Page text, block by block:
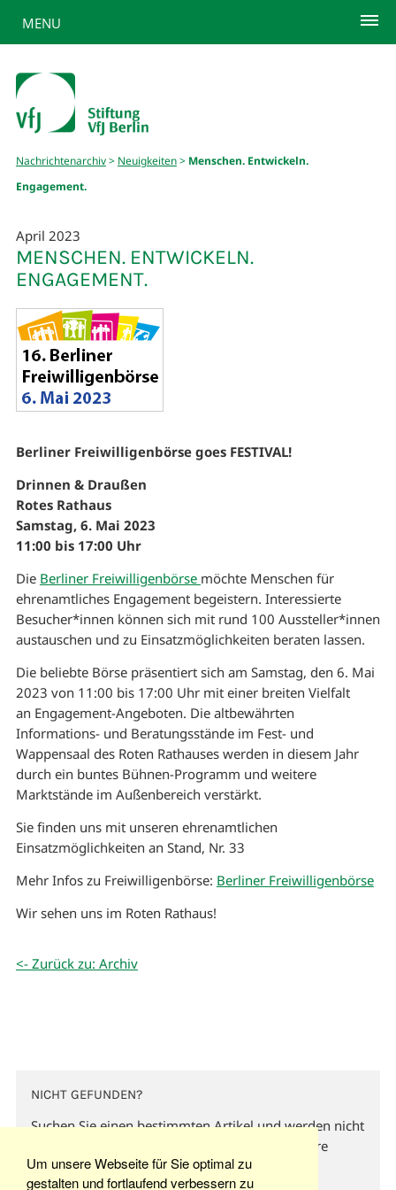
Um unsere Webseite für Sie optimal zu
gestalten und fortlaufend verbessern zu
MENU
Nachrichtenarchiv> Neuigkeiten> Menschen. Entwickeln.
Engagement.
April 2023
MENSCHEN. ENTWICKELN.
ENGAGEMENT.
Berliner Freiwilligenbörse goes FESTIVAL!
Drinnen & Draußen
Rotes Rathaus
Samstag, 6. Mai 2023
11:00 bis 17:00 Uhr
Die Berliner Freiwilligenbörse möchte Menschen für
ehrenamtliches Engagement begeistern. Interessierte
Besucher*innen können sich mit rund 100 Aussteller*innen
austauschen und zu Einsatzmöglichkeiten beraten lassen.
Die beliebte Börse präsentiert sich am Samstag, den 6. Mai
2023 von 11:00 bis 17:00 Uhr mit einer breiten Vielfalt
an Engagement-Angeboten. Die altbewährten
Informations- und Beratungsstände im Fest- und
Wappensaal des Roten Rathauses werden in diesem Jahr
durch ein buntes Bühnen-Programm und weitere
Marktstände im Außenbereich verstärkt.
Sie finden uns mit unseren ehrenamtlichen
Einsatzmöglichkeiten an Stand, Nr. 33
Mehr Infos zu Freiwilligenbörse: Berliner Freiwilligenbörse
Wir sehen uns im Roten Rathaus!
<- Zurück zu: Archiv
NICHT GEFUNDEN?
Suchen Sie einen bestimmten Artikel und werden nicht
fündig? Dann versuchen Sie es doch über unsere
Stichwortsuche hier oben.